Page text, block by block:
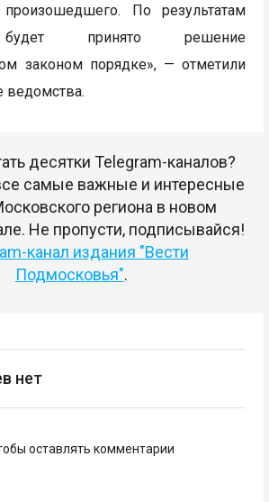
произошедшего. По результатам
принято решение
законом порядке», — отметили
ведомства.
десятки Telegram-каналов?
самые важные и интересные
региона в новом
Не пропусти, подписывайся!
канал издания "Вести
Подмосковья".
нет
оставлять комментарии